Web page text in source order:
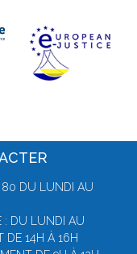
80 DU LUNDI AU
: DU LUNDI AU
DE 14H À 16H